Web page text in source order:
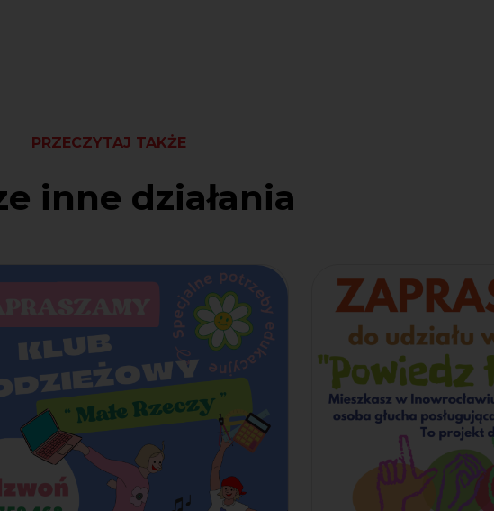
PRZECZYTAJ TAKŻE
inne działania